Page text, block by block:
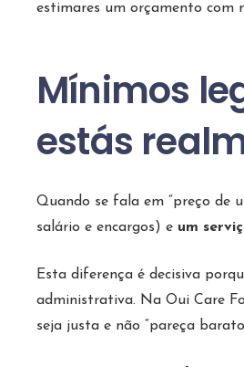
estimares um orçamento com
Mínimos
estás
Quando se fala em “preço de
salário e encargos) e um
Esta diferença é decisiva
administrativa. Na Oui Care
seja justa e não “pareça